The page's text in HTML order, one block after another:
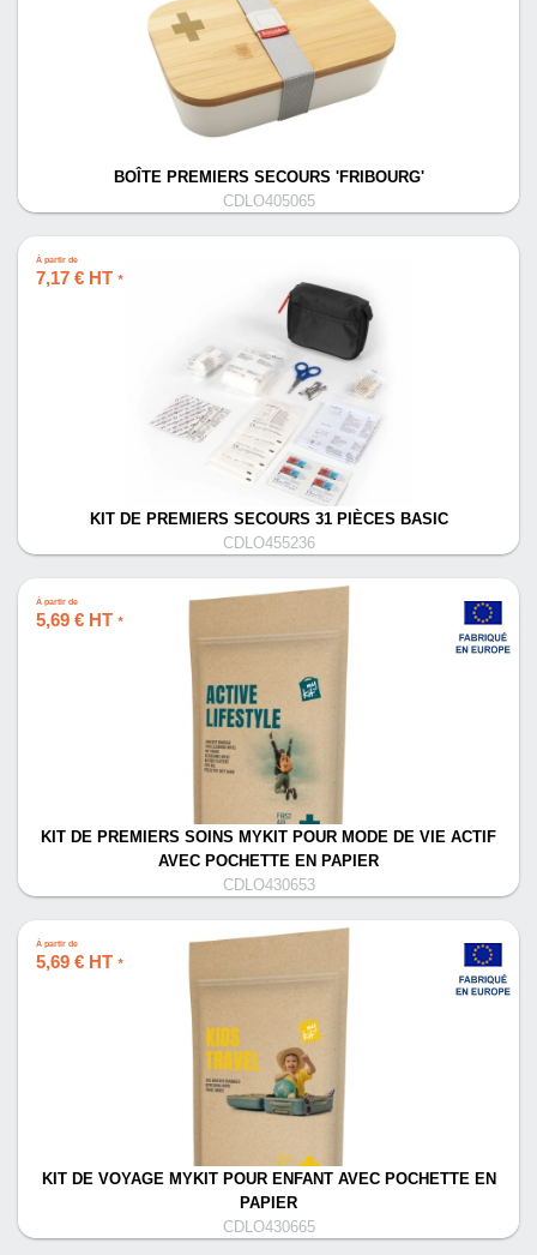
BOÎTE PREMIERS SECOURS 'FRIBOURG'
CDLO405065
À partir de
7,17 € HT *
KIT DE PREMIERS SECOURS 31 PIÈCES BASIC
CDLO455236
À partir de
5,69 € HT *
KIT DE PREMIERS SOINS MYKIT POUR MODE DE VIE ACTIF
AVEC POCHETTE EN PAPIER
CDLO430653
À partir de
5,69 € HT *
KIT DE VOYAGE MYKIT POUR ENFANT AVEC POCHETTE EN
PAPIER
CDLO430665